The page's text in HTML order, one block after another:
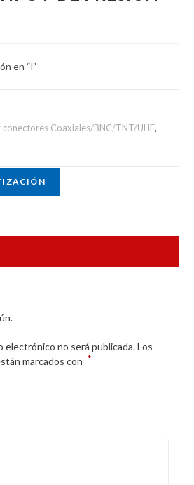
en “l”
conectores Coaxiales/BNC/TNT/UHF,
electrónico no será publicada. Los
marcados con *